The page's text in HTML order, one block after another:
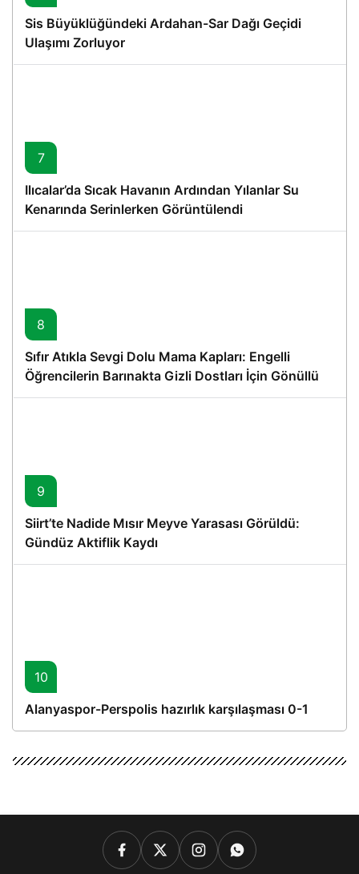
Sis Büyüklüğündeki Ardahan-Sar Dağı Geçidi
Ulaşımı Zorluyor
7
Ilıcalar’da Sıcak Havanın Ardından Yılanlar Su
Kenarında Serinlerken Görüntülendi
8
Sıfır Atıkla Sevgi Dolu Mama Kapları: Engelli
Öğrencilerin Barınakta Gizli Dostları İçin Gönüllü
Proje
9
Siirt’te Nadide Mısır Meyve Yarasası Görüldü:
Gündüz Aktiflik Kaydı
10
Alanyaspor-Perspolis hazırlık karşılaşması 0-1